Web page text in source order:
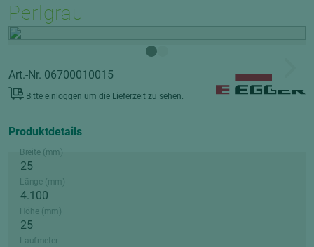
Perlgrau
Art.-Nr. 06700010015
Bitte einloggen um die Lieferzeit zu sehen.
Produktdetails
Breite (mm)
Länge (mm)
Höhe (mm)
Laufmeter